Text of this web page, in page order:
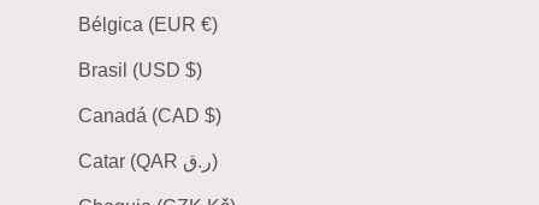
Bélgica (EUR €)
Brasil (USD $)
Canadá (CAD $)
Catar (QAR ر.ق)